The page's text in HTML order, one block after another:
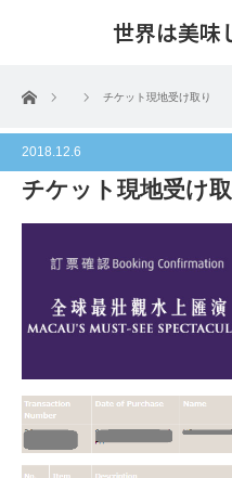
世界は美味
ホーム チケット現地受け取り
2018.12.6
チケット現地受け